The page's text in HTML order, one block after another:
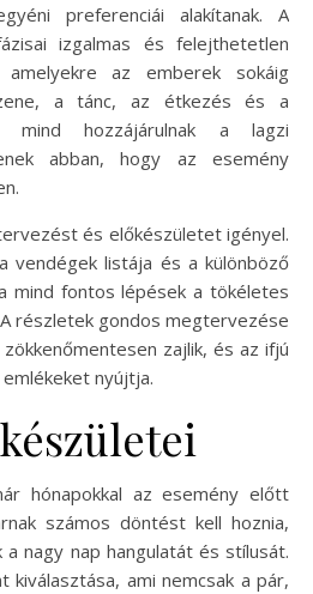
preferenciái alakítanak. A
izgalmas és felejthetetlen
amelyekre az emberek sokáig
a tánc, az étkezés és a
mind hozzájárulnak a lagzi
abban, hogy az esemény
és előkészületet igényel.
vendégek listája és a különböző
mind fontos lépések a tökéletes
részletek gondos megtervezése
zajlik, és az ifjú
nyújtja.
hónapokkal az esemény előtt
számos döntést kell hoznia,
nagy nap hangulatát és stílusát.
kiválasztása, ami nemcsak a pár,